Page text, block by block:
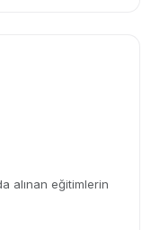
alınan eğitimlerin